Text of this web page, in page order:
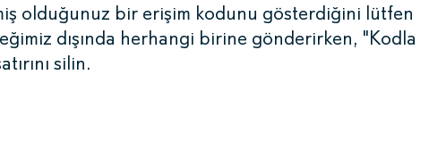
olduğunuz bir erişim kodunu gösterdiğini lütfen
dışında herhangi birine gönderirken, "Kodla
silin.